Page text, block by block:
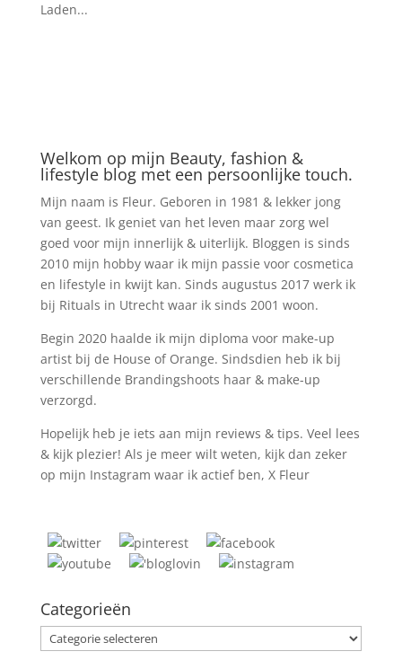
Laden...
Welkom op mijn Beauty, fashion &
lifestyle blog met een persoonlijke touch.
Mijn naam is Fleur. Geboren in 1981 & lekker jong
van geest. Ik geniet van het leven maar zorg wel
goed voor mijn innerlijk & uiterlijk. Bloggen is sinds
2010 mijn hobby waar ik mijn passie voor cosmetica
en lifestyle in kwijt kan. Sinds augustus 2017 werk ik
bij Rituals in Utrecht waar ik sinds 2001 woon.
Begin 2020 haalde ik mijn diploma voor make-up
artist bij de House of Orange. Sindsdien heb ik bij
verschillende Brandingshoots haar & make-up
verzorgd.
Hopelijk heb je iets aan mijn reviews & tips. Veel lees
& kijk plezier! Als je meer wilt weten, kijk dan zeker
op mijn Instagram waar ik actief ben, X Fleur
Categorieën
Categorieën